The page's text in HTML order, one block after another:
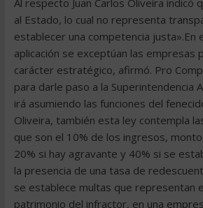
Al respecto Juan Carlos Oliveira indicó
al Estado, lo cual no representa
establecer una competencia justa».En
aplicación se exceptúan las empresas
carácter estratégico, afirmó. Pro
para darle paso a la Superintendencia
irá asumiendo las funciones del
Oliveira, también esta ley contempla
que son el 10% de los ingresos,
20% si hay agravante y 40% si se
la presencia de una tasa de
se establece multas que representan
patrimonio del infractor, en una